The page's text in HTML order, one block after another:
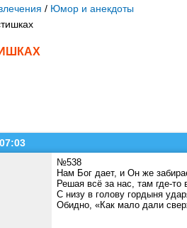
/ Юмор и анекдоты
№538
Нам Бог дает, и Он же
Решая всё за нас, там где-то
С низу в голову гордыня
Обидно, «Как мало дали